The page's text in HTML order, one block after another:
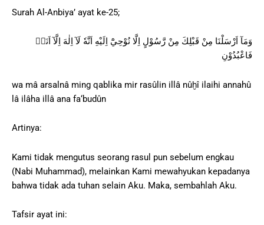
Surah Al-Anbiya’ ayat ke-25;
وَمَآ اَرْسَلْنَا مِنْ قَبْلِكَ مِنْ رَّسُوْلٍ اِلَّا نُوْحِيْٓ اِلَيْهِ اَنَّهٗ لَآ اِلٰهَ اِلَّآ اَنَا۠
فَاعْبُدُوْنِ
wa mâ arsalnâ ming qablika mir rasûlin illâ nûḫî ilaihi annahû
lâ ilâha illâ ana fa‘budûn
Artinya:
Kami tidak mengutus seorang rasul pun sebelum engkau
(Nabi Muhammad), melainkan Kami mewahyukan kepadanya
bahwa tidak ada tuhan selain Aku. Maka, sembahlah Aku.
Tafsir ayat ini: